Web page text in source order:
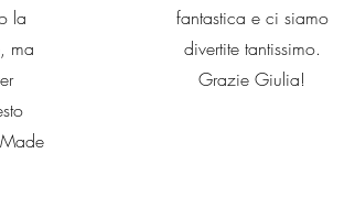
la
ma
fantastica e ci siamo
divertite tantissimo.
Grazie Giulia!